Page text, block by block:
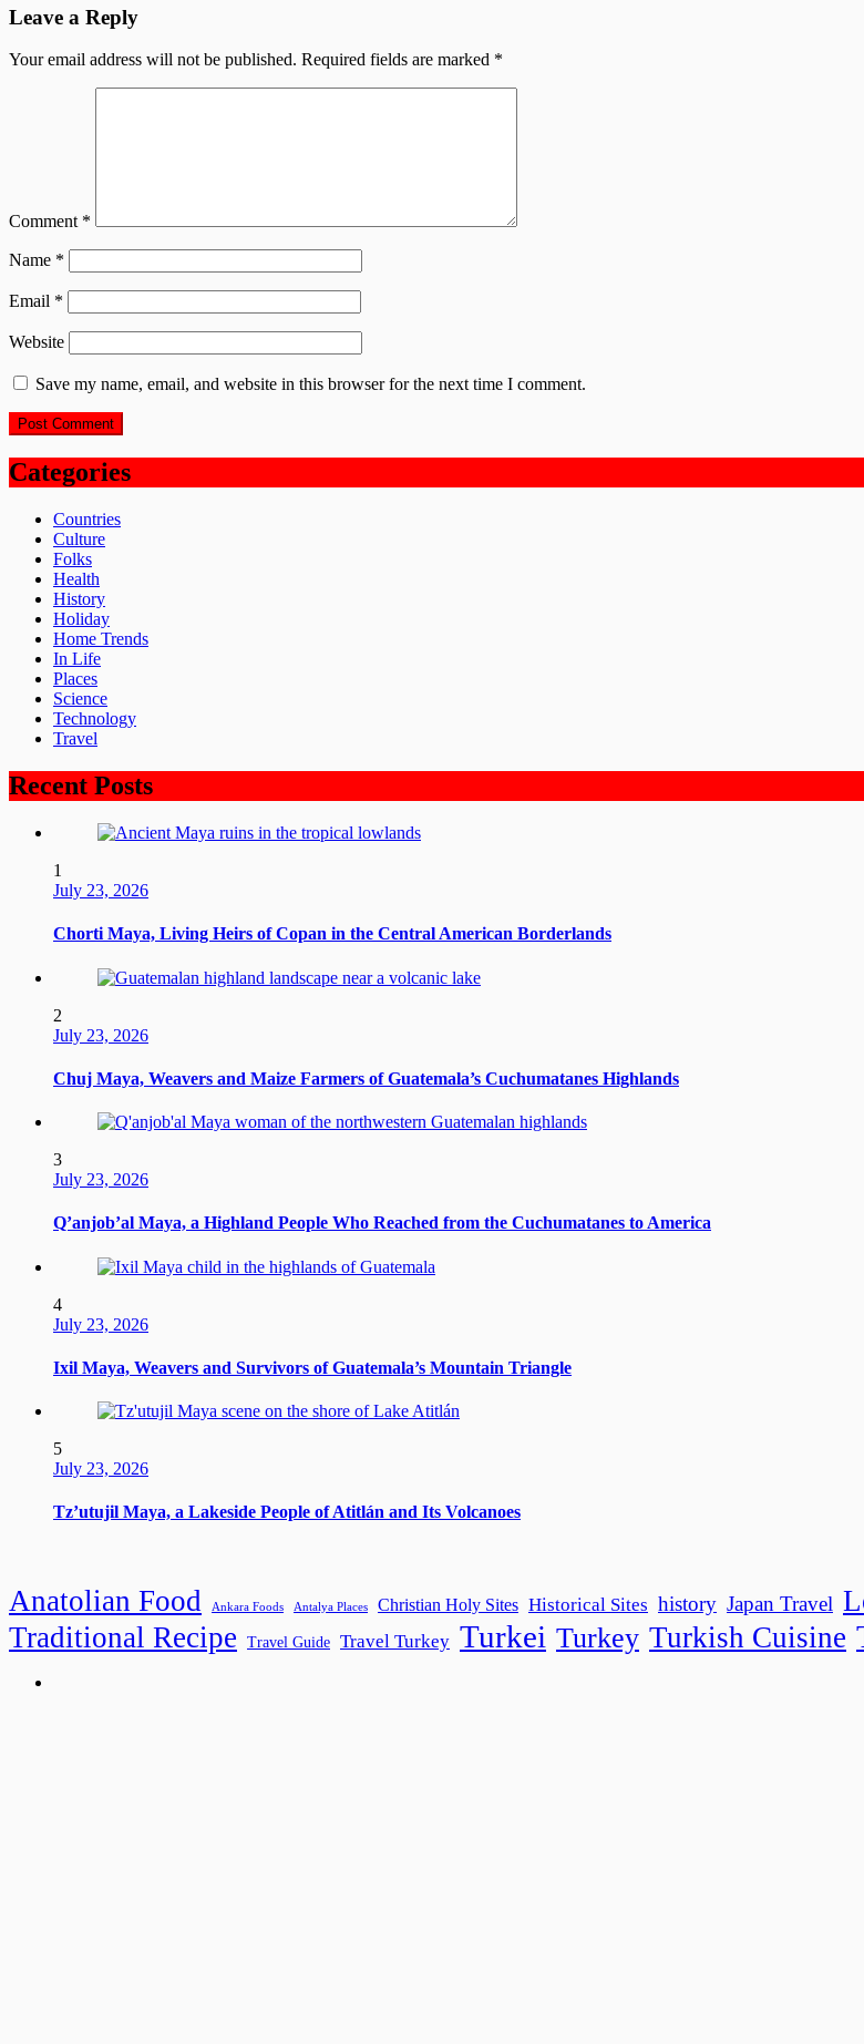
Leave a Reply
Your email address will not be published. Required fields are marked *
Comment *
Name *
Email *
Website
Save my name, email, and website in this browser for the next time I comment.
Categories
Countries
Culture
Folks
Health
History
Holiday
Home Trends
In Life
Places
Science
Technology
Travel
Recent Posts
1
July 23, 2026
Chorti Maya, Living Heirs of Copan in the Central American Borderlands
2
July 23, 2026
Chuj Maya, Weavers and Maize Farmers of Guatemala’s Cuchumatanes Highlands
3
July 23, 2026
Q’anjob’al Maya, a Highland People Who Reached from the Cuchumatanes to America
4
July 23, 2026
Ixil Maya, Weavers and Survivors of Guatemala’s Mountain Triangle
5
July 23, 2026
Tz’utujil Maya, a Lakeside People of Atitlán and Its Volcanoes
Anatolian Food Ankara Foods Antalya Places Christian Holy Sites Historical Sites history Japan Travel
Traditional Recipe Travel Guide Travel Turkey Turkei Turkey Turkish Cuisine